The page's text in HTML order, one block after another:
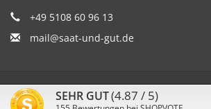
+49 5108 60 96 13
mail@saat-und-gut.de
© Copyright 2026 Saat & Gut - Powered by
SEHR GUT(4.87 / 5)